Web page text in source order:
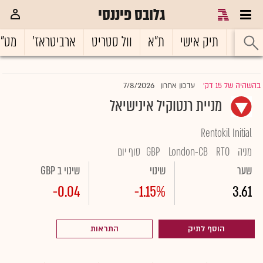
גלובס פיננסי
ראשי תיק אישי ת"א וול סטריט ארביטראז'
בהשהיה של 15 דק' |עדכון אחרון 7/8/2026
מניית רנטוקיל אינישיאל
Rentokil Initial
מניה RTO
London-CB
GBP סוף יום
שער
3.61
שינוי
-1.15%
שינוי ב GBP
-0.04
הוסף לתיק התראות